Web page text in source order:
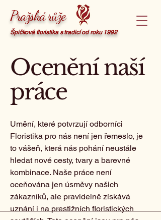
Pražská růže
Špičková floristika s tradicí od roku 1992
Ocenění naší
práce
Umění, které potvrzují odborníci
Floristika pro nás není jen řemeslo, je
to vášeň, která nás pohání neustále
hledat nové cesty, tvary a barevné
kombinace. Naše práce není
oceňována jen úsměvy našich
zákazníků, ale pravidelně získává
uznání i na prestižních floristických